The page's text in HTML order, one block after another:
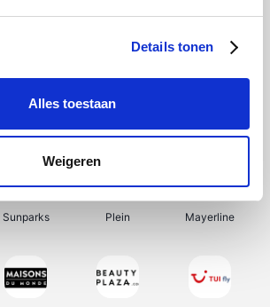
Details tonen
Alles toestaan
Weigeren
Shein Bergfreunde Smartwatchbanden
Sunparks Plein Mayerline